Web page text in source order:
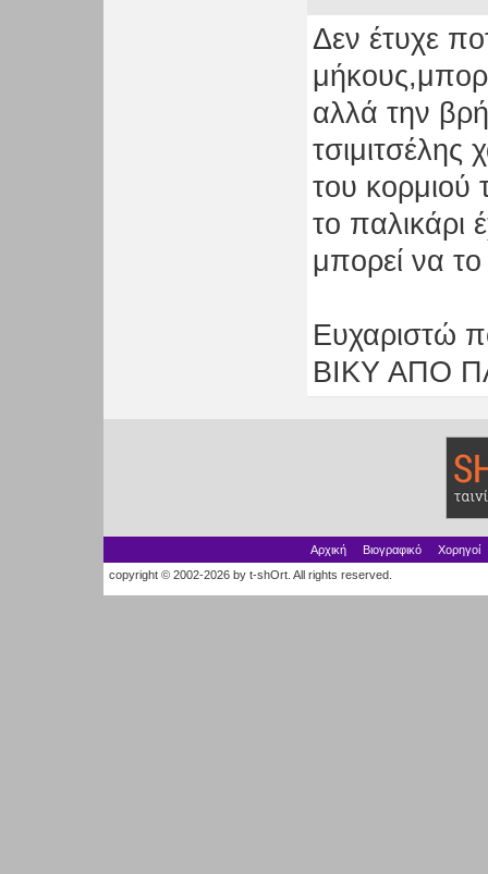
Δεν έτυχε
αλλά την
τσιμιτσέλης
του κορμιού
το παλικάρι
μπορεί να το
Ευχαριστώ
ΒΙΚΥ ΑΠΟ
Αρχική Βιογραφικό
Χορηγοί
copyright © 2002-2026 by t-shOrt. All rights reserved.